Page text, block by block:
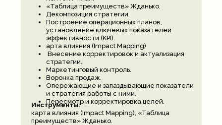
«Таблица преимуществ» Жданько.
Декомпозиция стратегии.
Построение операционных планов,
установление ключевых показателей
эффективности (KPI).
арта влияния (Impact Mapping)
Внесение корректировок и актуализация
стратегии.
Маркетинговый контроль.
Воронка продаж.
Опережающие и запаздывающие показатели
и стратегия работы с ними.
Пересмотр и корректировка целей.
Инструменты:
карта влияния (Impact Mapping), «Таблица
преимуществ» Жданько.